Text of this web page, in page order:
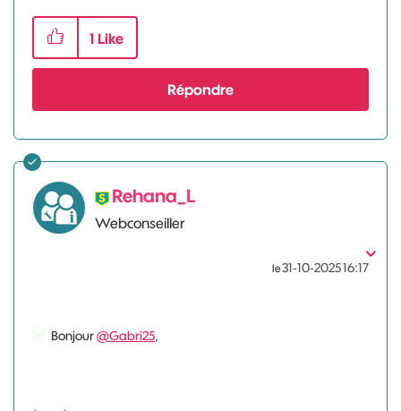
1 Like
Répondre
Rehana_L
Webconseiller
le‎31-10-202516:17
Bonjour@Gabri25,